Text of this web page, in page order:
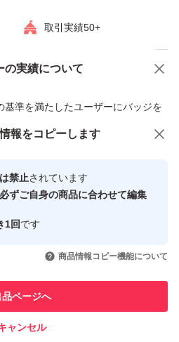
取引実績50+
の実績について
準を満たしたユーザーにバッジを
心・安全なユーザーです
引を完了させた実績があります
での取引実績があります
商品への質問
報をコピーします
禁止されています
必ずご自身の商品に合わせて編集
1回です
商品情報コピー機能について
品ページへ
ャンセル
ススメ